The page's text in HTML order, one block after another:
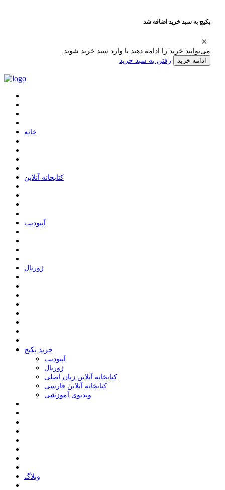
پکیج به سبد خرید اضافه شد
می‌توانید خرید را ادامه دهید یا وارد سبد خرید شوید.
ادامه خرید رفتن به سبد خرید
ﺧﺎﻧﻪ
ﮐﺘﺎﺑﺨﺎﻧﻪ ﺁﻧﻼﯾﻦ
ﺁﭘﺘﻮﺩﯾﺖ
ﮊﻭﺭﻧﺎﻝ
خرید پکیج
ﺁﭘﺘﻮﺩﯾﺖ
ﮊﻭﺭﻧﺎﻝ
کتابخانه آنلاین زبان اصلی
کتابخانه آنلاین فارسی
ویدیوی آموزشی
وبلاگ